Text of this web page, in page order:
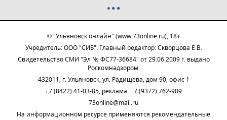
© "Ульяновск онлайн" (www.73online.ru), 18+
Учредитель: ООО "СИБ". Главный редактор: Скворцова Е.В.
Свидетельство СМИ "Эл № ФС77-36684" от 29.06.2009 г. выдано
Роскомнадзором.
432011, г. Ульяновск, ул. Радищева, дом 90, офис 1
+7 (8422) 41-03-85, реклама: +7 (9372) 762-909
73online@mail.ru
На информационном ресурсе применяются рекомендательные